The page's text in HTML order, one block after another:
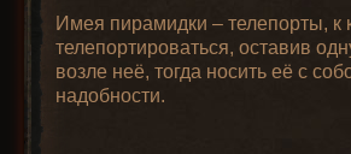
Имея пирамидки – телепорты, к
телепортироваться, оставив
возле неё, тогда носить её с
надобности.